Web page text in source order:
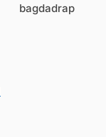
bagdadrap